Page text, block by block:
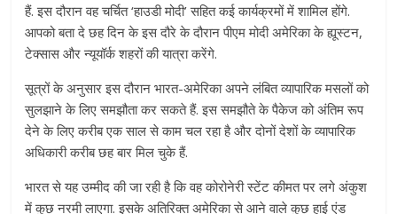
हैं. इस दौरान वह चर्चित ‘हाउडी मोदी’ सहित कई कार्यक्रमों में शामिल होंगे.
आपको बता दे छह दिन के इस दौरे के दौरान पीएम मोदी अमेरिका के ह्यूस्टन,
टेक्सास और न्यूयॉर्क शहरों की यात्रा करेंगे.
सूत्रों के अनुसार इस दौरान भारत-अमेरिका अपने लंबित व्यापारिक मसलों को
सुलझाने के लिए समझौता कर सकते हैं. इस समझौते के पैकेज को अंतिम रूप
देने के लिए करीब एक साल से काम चल रहा है और दोनों देशों के व्यापारिक
अधिकारी करीब छह बार मिल चुके हैं.
भारत से यह उम्मीद की जा रही है कि वह कोरोनेरी स्टेंट कीमत पर लगे अंकुश
में कुछ नरमी लाएगा. इसके अतिरिक्त अमेरिका से आने वाले कुछ हाई एंड